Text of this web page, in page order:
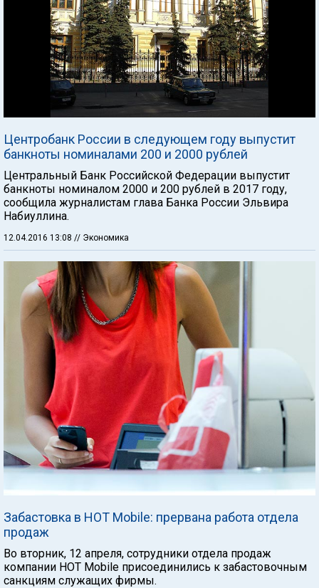
Центробанк России в следующем году выпустит
банкноты номиналами 200 и 2000 рублей
Центральный Банк Российской Федерации выпустит
банкноты номиналом 2000 и 200 рублей в 2017 году,
сообщила журналистам глава Банка России Эльвира
Набиуллина.
12.04.2016 13:08 // Экономика
Забастовка в HOT Mobile: прервана работа отдела
продаж
Во вторник, 12 апреля, сотрудники отдела продаж
компании HOT Mobile присоединились к забастовочным
санкциям служащих фирмы.